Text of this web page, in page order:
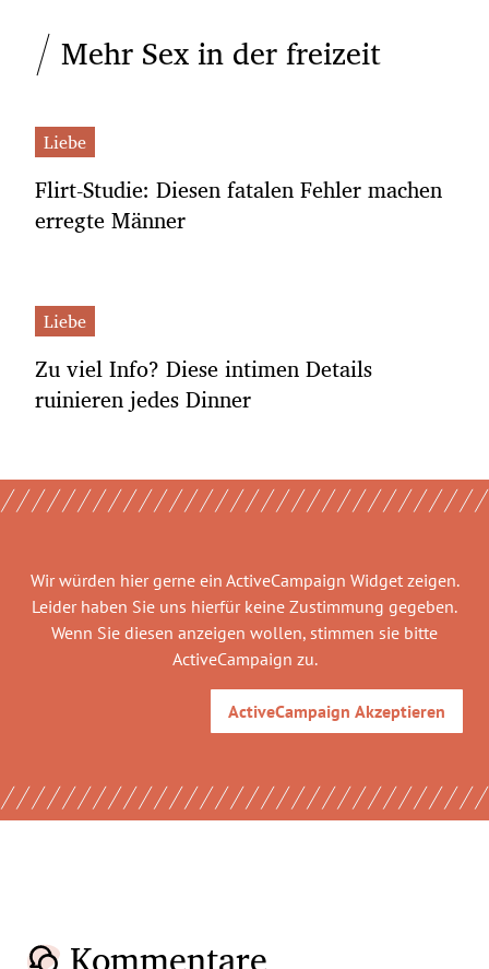
Mehr Sex in der freizeit
Liebe
Flirt-Studie: Diesen fatalen Fehler machen
erregte Männer
Liebe
Zu viel Info? Diese intimen Details
ruinieren jedes Dinner
Wir würden hier gerne ein ActiveCampaign Widgetzeigen.
Leider haben Sie uns hierfür keine Zustimmung gegeben.
Wenn Sie diesen anzeigen wollen, stimmen sie bitte
ActiveCampaign zu.
ActiveCampaign Akzeptieren